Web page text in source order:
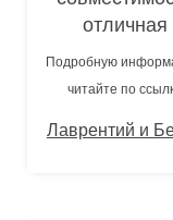
отличная
Подробную
читайте по
Лаврентий и